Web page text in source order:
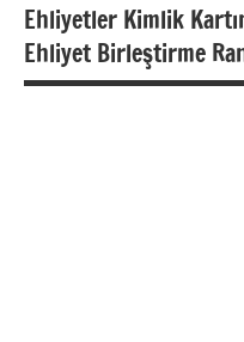
Ehliyetler Kimlik
Ehliyet Birleştirme